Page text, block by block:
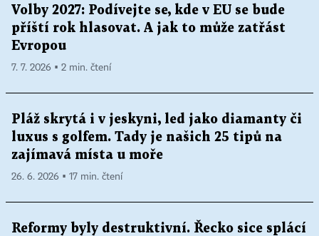
Volby 2027: Podívejte se, kde v EU se bude
příští rok hlasovat. A jak to může zatřást
Evropou
7. 7. 2026 ▪ 2 min. čtení
Pláž skrytá i v jeskyni, led jako diamanty či
luxus s golfem. Tady je našich 25 tipů na
zajímavá místa u moře
26. 6. 2026 ▪ 17 min. čtení
Reformy byly destruktivní. Řecko sice splácí